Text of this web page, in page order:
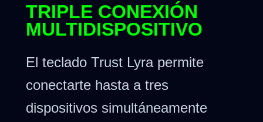
TRIPLE CONEXIÓN
MULTIDISPOSITIVO
El teclado Trust Lyra permite
conectarte hasta a tres
dispositivos simultáneamente